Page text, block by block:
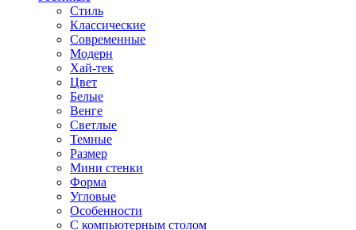
Стиль
Классические
Современные
Модерн
Хай-тек
Цвет
Белые
Венге
Светлые
Темные
Размер
Мини стенки
Форма
Угловые
Особенности
С компьютерным столом